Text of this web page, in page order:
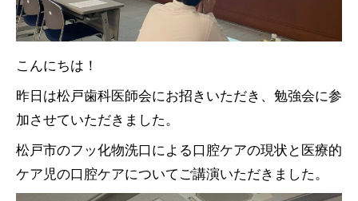
こんにちは！
昨日は松戸歯科医師会にお招きいただき、勉強会に参
加させていただきました。
松戸市のフッ化物洗口による口腔ケアの現状と医療的
ケア児の口腔ケアについてご講演いただきました。